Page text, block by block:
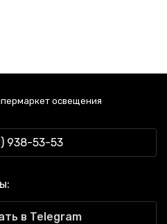
освещения
938-53-53
в Telegram